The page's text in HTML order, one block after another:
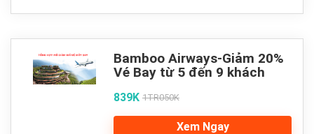
Bamboo Airways-Giảm 20%
Vé Bay từ 5 đến 9 khách
839K 1TR050K
Xem Ngay